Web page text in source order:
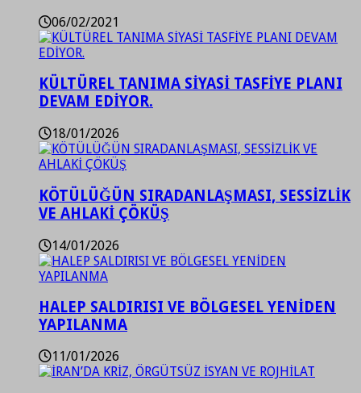
06/02/2021
KÜLTÜREL TANIMA SİYASİ TASFİYE PLANI
DEVAM EDİYOR.
18/01/2026
KÖTÜLÜĞÜN SIRADANLAŞMASI, SESSİZLİK
VE AHLAKİ ÇÖKÜŞ
14/01/2026
HALEP SALDIRISI VE BÖLGESEL YENİDEN
YAPILANMA
11/01/2026